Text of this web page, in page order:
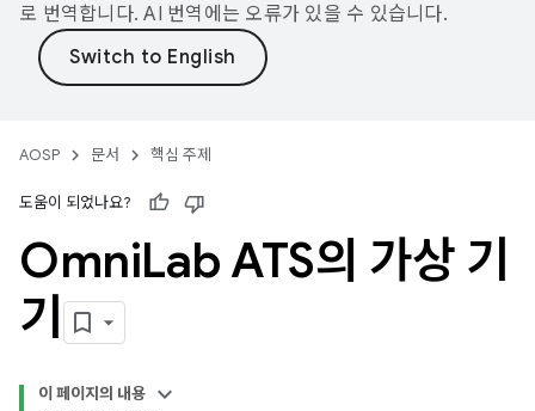
로 번역합니다. AI 번역에는 오류가 있을 수 있습니다.
AOSP 문서 핵심 주제
도움이 되었나요?
OmniLab ATS의 가상 기
기
이 페이지의 내용